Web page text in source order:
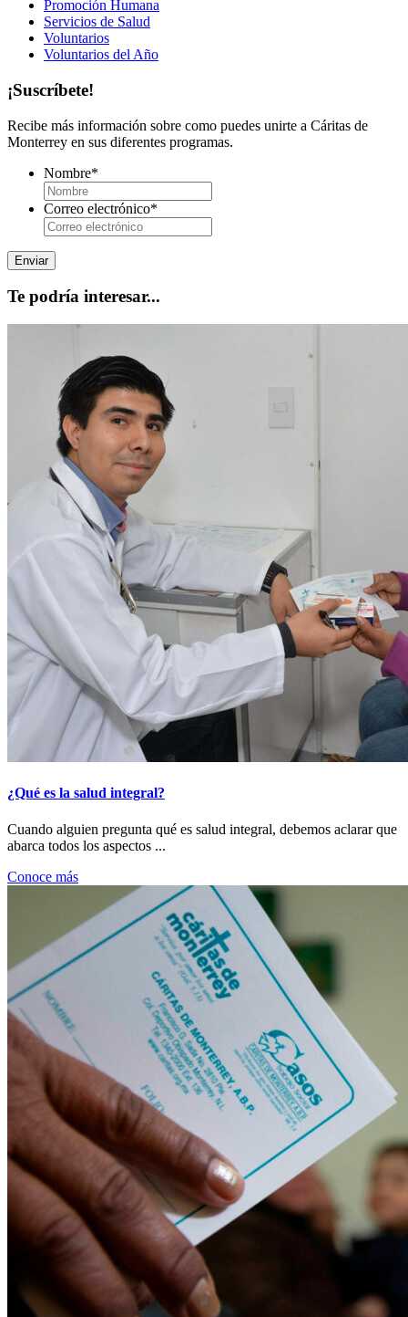
Promoción Humana
Servicios de Salud
Voluntarios
Voluntarios del Año
¡Suscríbete!
Recibe más información sobre como puedes unirte a Cáritas de
Monterrey en sus diferentes programas.
Nombre*
Correo electrónico*
Te podría interesar...
¿Qué es la salud integral?
Cuando alguien pregunta qué es salud integral, debemos aclarar que
abarca todos los aspectos ...
Conoce más